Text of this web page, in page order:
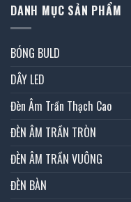
DANH MỤC SẢN PHẨM
BÓNG BULD
DÂY LED
Đèn Âm Trần Thạch Cao
ĐÈN ÂM TRẦN TRÒN
ĐÈN ÂM TRẦN VUÔNG
ĐÈN BÀN